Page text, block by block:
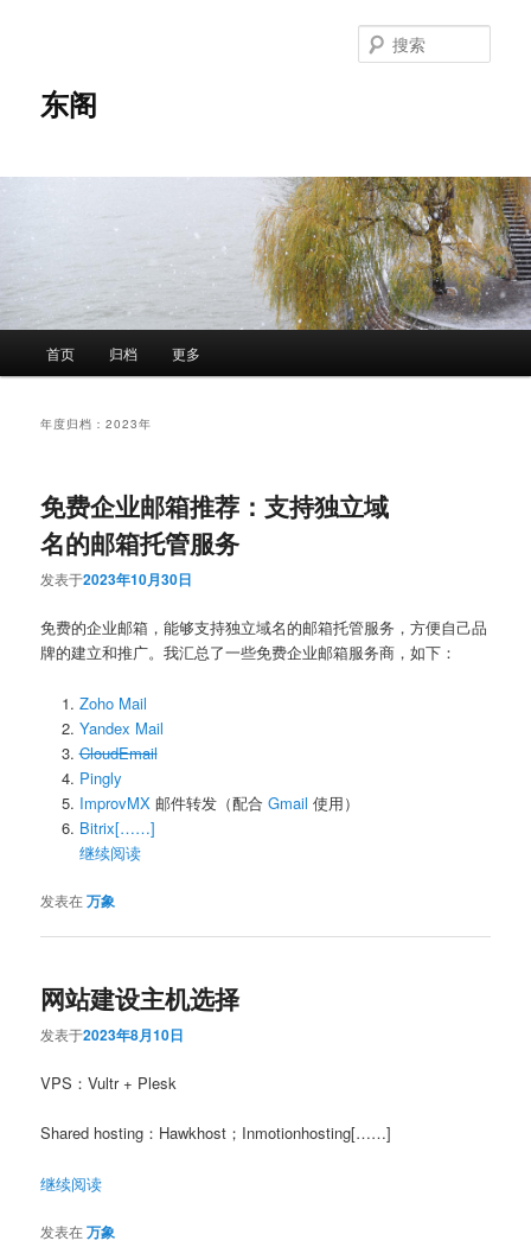
东阁
索
首页 归档 更多
年度归档：2023年
免费企业邮箱推荐：支持独立域
名的邮箱托管服务
发表于2023年10月30日
免费的企业邮箱，能够支持独立域名的邮箱托管服务，方便自己品
牌的建立和推广。我汇总了一些免费企业邮箱服务商，如下：
Zoho Mail
Yandex Mail
CloudEmail
Pingly
ImprovMX 邮件转发（配合 Gmail 使用）
Bitrix[……]
继续阅读
发表在万象
网站建设主机选择
发表于2023年8月10日
VPS：Vultr + Plesk
Shared hosting：Hawkhost；Inmotionhosting[……]
继续阅读
发表在万象